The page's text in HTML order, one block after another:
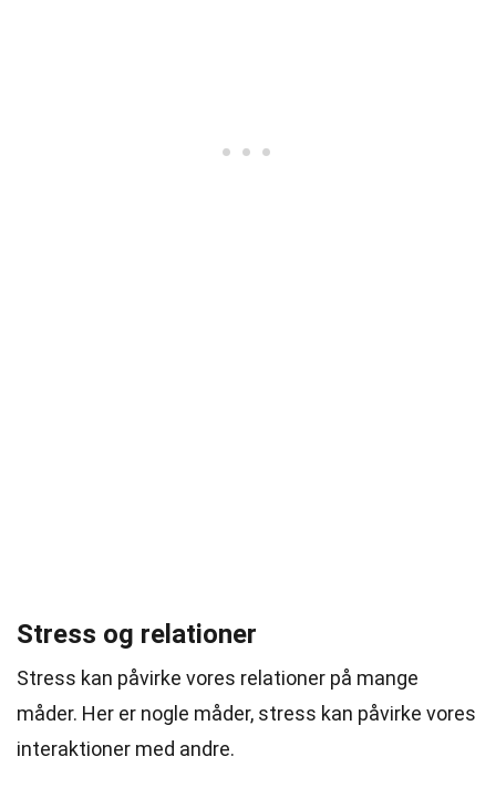
Stress og relationer
Stress kan påvirke vores relationer på mange
måder. Her er nogle måder, stress kan påvirke vores
interaktioner med andre.